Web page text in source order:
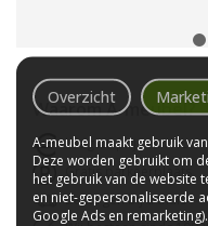
WaaromA-meubel?
Laagste prijs van NL
Gratis parkeerplaats
Bezorgen bij u thuis
Overzicht
A-meubel maakt gebruik
Deze worden gebruikt om
het gebruik van de website
en niet-gepersonaliseerde
Google Ads en